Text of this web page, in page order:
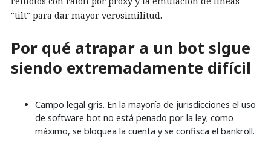
"tilt" para dar mayor verosimilitud.
Por qué atrapar a un bot sigue
siendo extremadamente difícil
Campo legal gris. En la mayoría de jurisdicciones el uso
de software bot no está penado por la ley; como
máximo, se bloquea la cuenta y se confisca el bankroll.